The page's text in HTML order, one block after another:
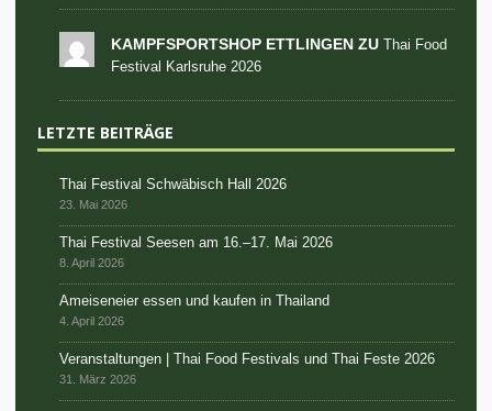
KAMPFSPORTSHOP ETTLINGEN ZU Thai Food
Festival Karlsruhe 2026
LETZTE BEITRÄGE
Thai Festival Schwäbisch Hall 2026
23. Mai 2026
Thai Festival Seesen am 16.–17. Mai 2026
8. April 2026
Ameiseneier essen und kaufen in Thailand
4. April 2026
Veranstaltungen | Thai Food Festivals und Thai Feste 2026
31. März 2026